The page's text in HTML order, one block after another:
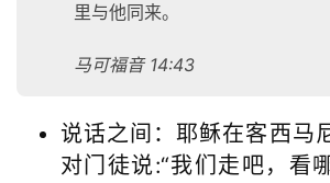
里与他同来。
马可福音 14:43
说话之间：耶稣在客西马
对门徒说:“我们走吧，看